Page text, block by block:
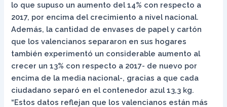
lo que supuso un aumento del 14% con respecto a
2017, por encima del crecimiento a nivel nacional.
Además, la cantidad de envases de papel y cartón
que los valencianos separaron en sus hogares
también experimentó un considerable aumento al
crecer un 13% con respecto a 2017- de nuevo por
encima de la media nacional-, gracias a que cada
ciudadano separó en el contenedor azul 13,3 kg.
“Estos datos reflejan que los valencianos están más